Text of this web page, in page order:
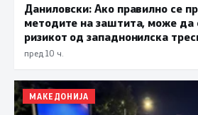
Даниловски: Ако правилно се
методите на заштита, може да
ризикот од западнонилска
пред 10 ч.
МАКЕДОНИЈА